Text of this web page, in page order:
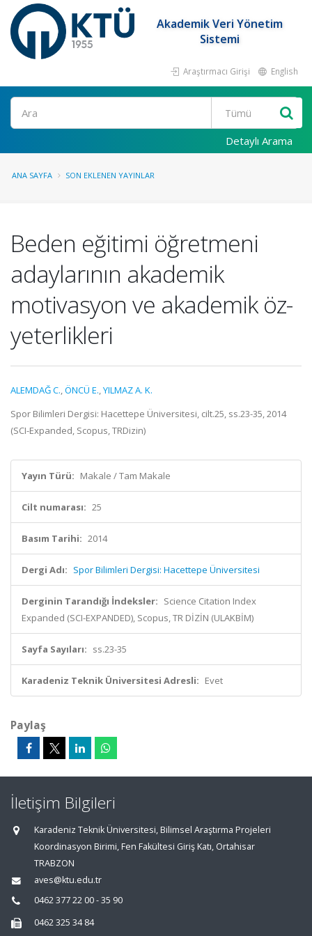
Akademik Veri Yönetim
Sistemi
Araştırmacı Girişi English
Ara
Detaylı Arama
ANA SAYFA SON EKLENEN YAYINLAR
Beden eğitimi öğretmeni
adaylarının akademik
motivasyon ve akademik öz-
yeterlikleri
ALEMDAĞ C.,ÖNCÜ E.,YILMAZ A. K.
Spor Bilimleri Dergisi: Hacettepe Üniversitesi, cilt.25, ss.23-35, 2014
(SCI-Expanded, Scopus, TRDizin)
Yayın Türü: Makale / Tam Makale
Cilt numarası: 25
Basım Tarihi: 2014
Dergi Adı: Spor Bilimleri Dergisi: Hacettepe Üniversitesi
Derginin Tarandığı İndeksler: Science Citation Index
Expanded (SCI-EXPANDED), Scopus, TR DİZİN (ULAKBİM)
Sayfa Sayıları: ss.23-35
Karadeniz Teknik Üniversitesi Adresli: Evet
Paylaş
İletişim Bilgileri
Karadeniz Teknik Üniversitesi, Bilimsel Araştırma Projeleri
Koordinasyon Birimi, Fen Fakültesi Giriş Katı, Ortahisar
TRABZON
aves@ktu.edu.tr
0462 377 22 00 - 35 90
0462 325 34 84